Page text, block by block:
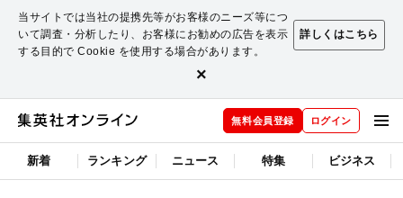
当サイトでは当社の提携先等がお客様のニーズ等につ
いて調査・分析したり、お客様にお勧めの広告を表示
する目的で Cookie を使用する場合があります。
詳しくはこちら
×
無料会員登録 ログイン
新着 ランキング ニュース 特集 ビジネス